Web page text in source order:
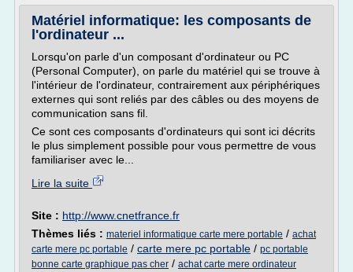
Matériel informatique: les composants de
l'ordinateur ...
Lorsqu'on parle d'un composant d'ordinateur ou PC
(Personal Computer), on parle du matériel qui se trouve à
l'intérieur de l'ordinateur, contrairement aux périphériques
externes qui sont reliés par des câbles ou des moyens de
communication sans fil.
Ce sont ces composants d'ordinateurs qui sont ici décrits
le plus simplement possible pour vous permettre de vous
familiariser avec le...
Lire la suite
Site : http://www.cnetfrance.fr
Thèmes liés : materiel informatique carte mere portable / achat
carte mere pc portable / carte mere pc portable / pc portable
bonne carte graphique pas cher / achat carte mere ordinateur